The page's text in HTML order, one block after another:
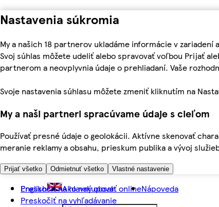
Nastavenia súkromia
My a našich 18 partnerov ukladáme informácie v
Svoj súhlas môžete udeliť alebo spravovať voľbou Prijať
partnerom a neovplyvnia údaje o prehliadaní. Vaše
Svoje nastavenia súhlasu môžete zmeniť kliknutím na
My a naši partneri spracúvame údaje s cieľom
Používať presné údaje o geolokácii. Aktívne skenovať
meranie reklamy a obsahu, prieskum publika a vývoj
Prijať všetko Odmietnuť všetko Vlastné nastavenie
Preskočiť na hlavný obsah
Preskočiť na vyhľadávanie
English Ako nakupovať onlineNápoveda